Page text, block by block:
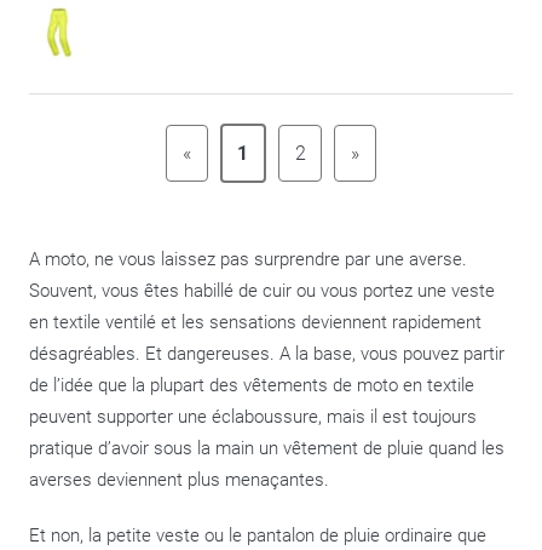
« 1 2 »
A moto, ne vous laissez pas surprendre par une averse.
Souvent, vous êtes habillé de cuir ou vous portez une veste
en textile ventilé et les sensations deviennent rapidement
désagréables. Et dangereuses. A la base, vous pouvez partir
de l’idée que la plupart des vêtements de moto en textile
peuvent supporter une éclaboussure, mais il est toujours
pratique d’avoir sous la main un vêtement de pluie quand les
averses deviennent plus menaçantes.
Et non, la petite veste ou le pantalon de pluie ordinaire que